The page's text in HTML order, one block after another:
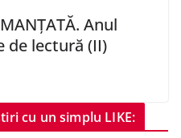
Anul
de lectură (II)
cu un simplu LIKE: